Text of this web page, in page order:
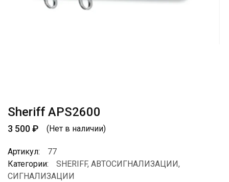
Sheriff APS2600
3 500₽ (Нет в наличии)
Артикул:
77
Категории:
SHERIFF, АВТОСИГНАЛИЗАЦИИ,
СИГНАЛИЗАЦИИ